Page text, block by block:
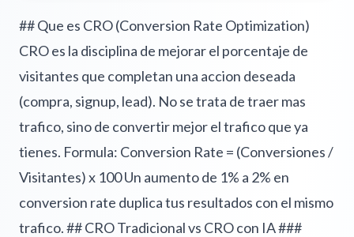
## Que es CRO (Conversion Rate Optimization)
CRO es la disciplina de mejorar el porcentaje de
visitantes que completan una accion deseada
(compra, signup, lead). No se trata de traer mas
trafico, sino de convertir mejor el trafico que ya
tienes. Formula: Conversion Rate = (Conversiones /
Visitantes) x 100 Un aumento de 1% a 2% en
conversion rate duplica tus resultados con el mismo
trafico. ## CRO Tradicional vs CRO con IA ###